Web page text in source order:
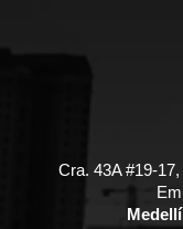
Cra. 43A #19-